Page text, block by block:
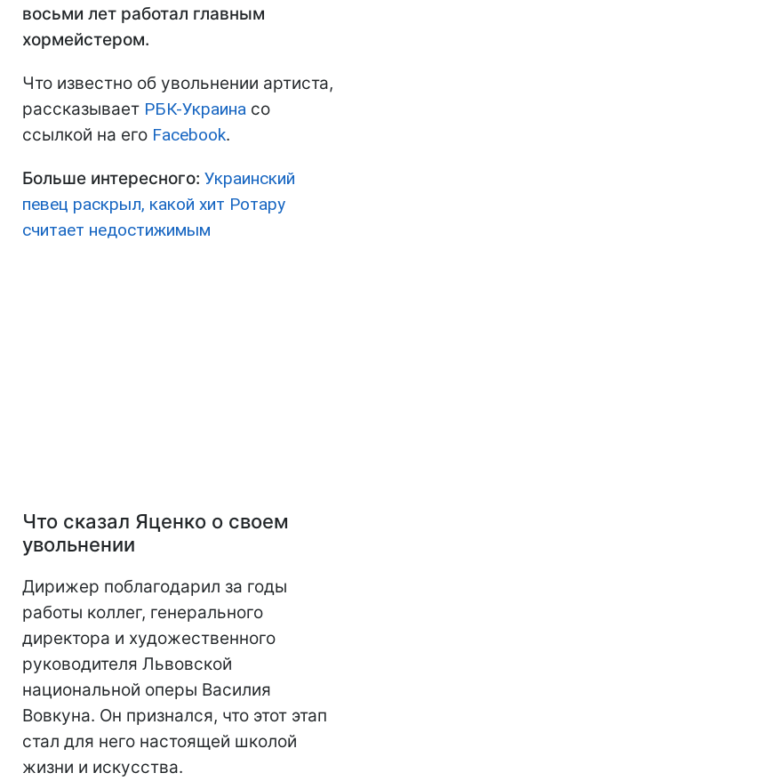
восьми лет работал главным
хормейстером.
Что известно об увольнении артиста,
рассказывает РБК-Украина со
ссылкой на его Facebook.
Больше интересного: Украинский
певец раскрыл, какой хит Ротару
считает недостижимым
Что сказал Яценко о своем
увольнении
Дирижер поблагодарил за годы
работы коллег, генерального
директора и художественного
руководителя Львовской
национальной оперы Василия
Вовкуна. Он признался, что этот этап
стал для него настоящей школой
жизни и искусства.